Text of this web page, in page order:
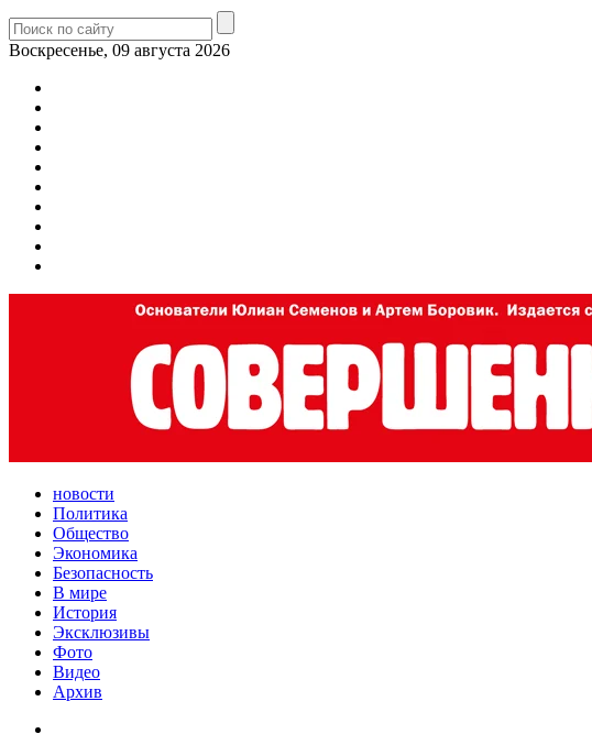
Воскресенье, 09 августа 2026
новости
Политика
Общество
Экономика
Безопасность
В мире
История
Эксклюзивы
Фото
Видео
Архив